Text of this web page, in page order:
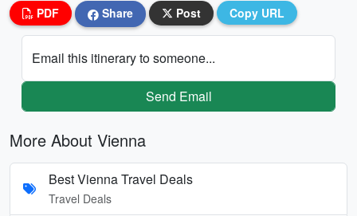
PDF Share Post Copy URL
Email this itinerary to someone...
Send Email
More About Vienna
Best Vienna Travel Deals
Travel Deals